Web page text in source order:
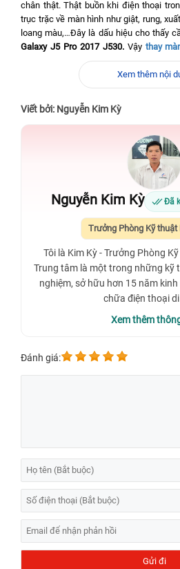
chân thật. Thật buồn khi điện thoại
trục trặc về màn hình như giật, rung,
loang màu,…Đây là dấu hiệu cho thấy
Galaxy J5 Pro 2017 J530. Vậy thay
? Hãy để Bệnh Viện Điện Thoại,
Nguyên nhân dẫn đến việc
Samsung Galaxy J5 Pro 2017
J5 Pro (2017) xuống nước hoặc
khiến cho phần cứng màn hình bị
Trên màn hình xuất hiện những đốm
Cảm ứng trên màn hình không nhạy,
loạn xạ.
Màu sắc hiển thị hình ảnh có chất
mờ không sắc nét như ban đầu.
Xem thêm nội
Viết bởi: Nguyễn Kim Kỳ
Nguyễn Kim Kỳ Đã
Trưởng Phòng Kỹ thuật
Tôi là Kim Kỳ - Trưởng Phòng
Trung tâm là một trong những kỹ
nghiệm, sở hữu hơn 15 năm
chữa điện thoại
Xem thêm
Đánh giá: